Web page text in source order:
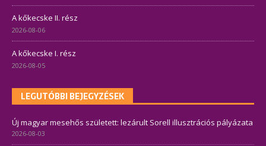
A kőkecske II. rész
2026-08-06
A kőkecske I. rész
2026-08-05
LEGUTÓBBI BEJEGYZÉSEK
Új magyar mesehős született: lezárult Sorell illusztrációs pályázata
2026-08-03